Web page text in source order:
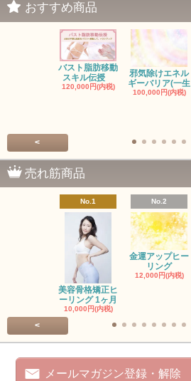
おすすめ商品
バスト脂肪移動
スキル伝授
120,000円(内税)
邪気除けエネル
ギーバリア(一生
100,000円(内税)
<
売れ筋商品
No.1
美容骨格矯正ヒ
ーリング 1ヶ月
10,000円(内税)
No.2
金運アップヒー
リング
12,000円(内税)
<
メールマガジン登録・解除